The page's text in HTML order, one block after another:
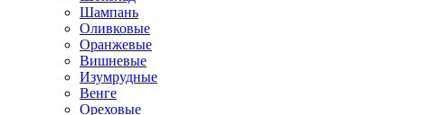
Шампань
Оливковые
Оранжевые
Вишневые
Изумрудные
Венге
Ореховые